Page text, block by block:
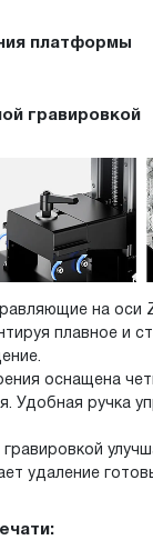
платформы
гравировкой
на оси
плавное и
оснащена
Удобная ручка
удаление